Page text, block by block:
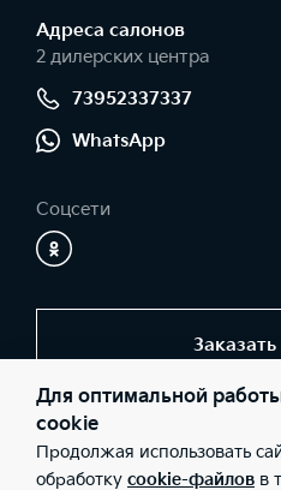
Адреса салонов
2 дилерских центра
73952337337
WhatsApp
Соцсети
г. Братск, ул. Коммунальная, 9;
ИНН: 3810036145), ООО
Для оптимальной
cookie
Продолжая использовать
обработку cookie-файлов в